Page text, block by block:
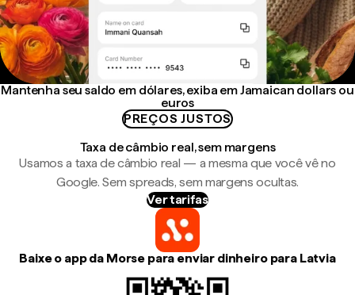
Mantenha seu saldo em dólares, exiba em Jamaican dollars ou
euros
PREÇOS JUSTOS
Taxa de câmbio real, sem margens
Usamos a taxa de câmbio real — a mesma que você vê no
Google. Sem spreads, sem margens ocultas.
Ver tarifas
Baixe o app da Morse para enviar dinheiro para Latvia